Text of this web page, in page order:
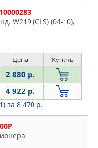
W219 (CLS) (04-10),
Цена Купить
2 880 р.
4 922 р.
за 8 470 р.